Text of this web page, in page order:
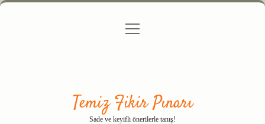
Gizlilik Politikası
menüyü
Temiz Fikir Pınarı
Sade ve keyifli önerilerle tanış!